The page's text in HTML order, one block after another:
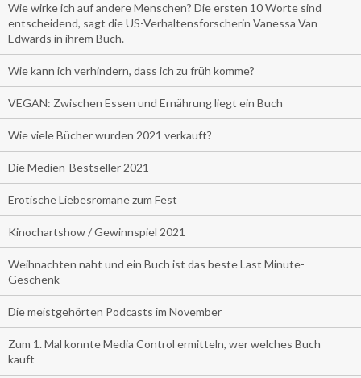
Wie wirke ich auf andere Menschen? Die ersten 10 Worte sind
entscheidend, sagt die US-Verhaltensforscherin Vanessa Van
Edwards in ihrem Buch.
Wie kann ich verhindern, dass ich zu früh komme?
VEGAN: Zwischen Essen und Ernährung liegt ein Buch
Wie viele Bücher wurden 2021 verkauft?
Die Medien-Bestseller 2021
Erotische Liebesromane zum Fest
Kinochartshow / Gewinnspiel 2021
Weihnachten naht und ein Buch ist das beste Last Minute-
Geschenk
Die meistgehörten Podcasts im November
Zum 1. Mal konnte Media Control ermitteln, wer welches Buch
kauft